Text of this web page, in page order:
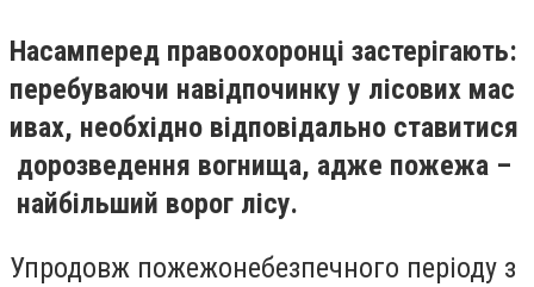
Насамперед правоохоронці застерігають:
перебуваючи навідпочинку у лісових мас
ивах, необхідно відповідально ставитися
дорозведення вогнища, адже пожежа –
найбільший ворог лісу.
Упродовж пожежонебезпечного періоду з